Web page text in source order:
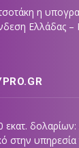
η
Ελλάδας
δολαρίων:
στην